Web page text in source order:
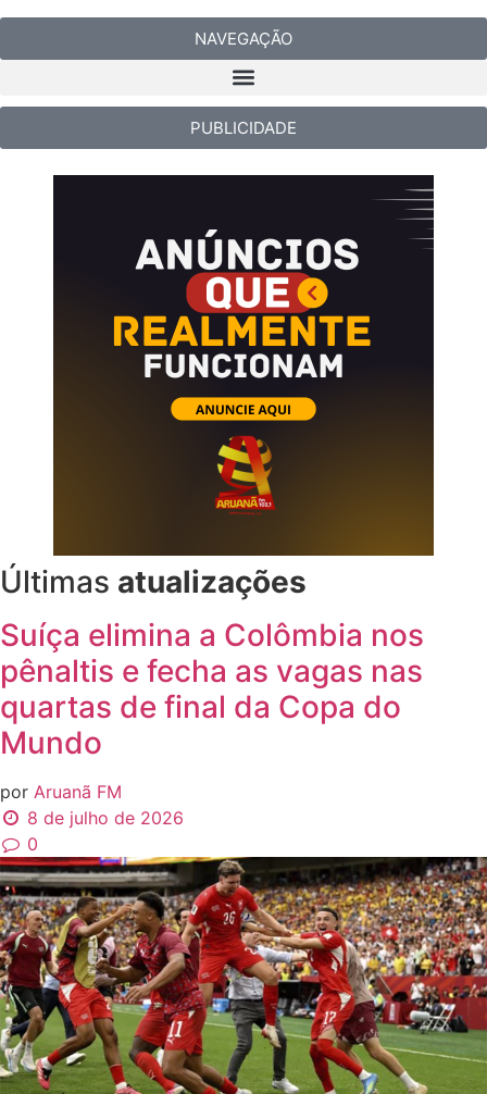
NAVEGAÇÃO
PUBLICIDADE
Últimas atualizações
Suíça elimina a Colômbia nos
pênaltis e fecha as vagas nas
quartas de final da Copa do
Mundo
por Aruanã FM
8 de julho de 2026
0